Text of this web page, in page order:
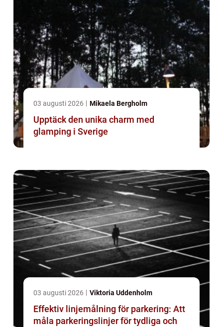
03 augusti 2026 Mikaela Bergholm
Upptäck den unika charm med
glamping i Sverige
03 augusti 2026 Viktoria Uddenholm
Effektiv linjemålning för parkering: Att
måla parkeringslinjer för tydliga och